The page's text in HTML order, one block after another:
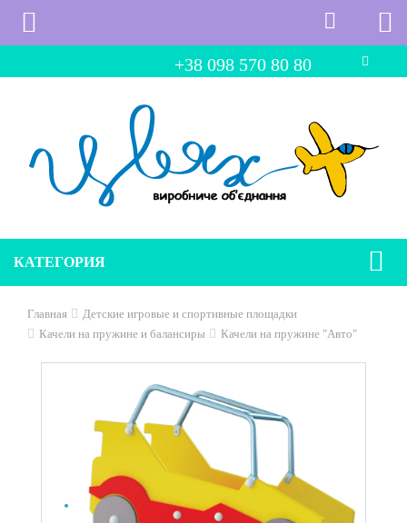
+38 098 570 80 80
КАТЕГОРИЯ
Главная
Детские игровые и спортивные площадки
Качели на пружине и балансиры
Качели на пружине "Авто"